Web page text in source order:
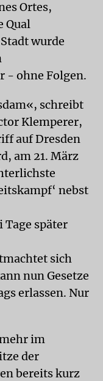
Ortes,
Qual
wurde
- ohne Folgen.
schreibt
Klemperer,
auf Dresden
am 21. März
nebst
Tage später
sich
nun Gesetze
erlassen. Nur
im
der
bereits kurz